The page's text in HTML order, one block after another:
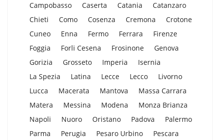
Campobasso
Caserta Catania
Catanzaro
Chieti
Como Cosenza Cremona
Crotone
Cuneo
Enna Fermo Ferrara
Firenze
Foggia
Forli Cesena Frosinone
Genova
Gorizia
Grosseto Imperia
Isernia
La Spezia
Latina Lecce Lecco
Livorno
Lucca
Macerata Mantova
Massa Carrara
Matera
Messina Modena
Monza Brianza
Napoli
Nuoro Oristano Padova
Palermo
Parma
Perugia Pesaro Urbino
Pescara